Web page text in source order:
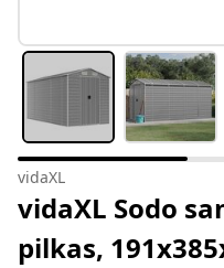
vidaXL
vidaXL Sodo
pilkas,